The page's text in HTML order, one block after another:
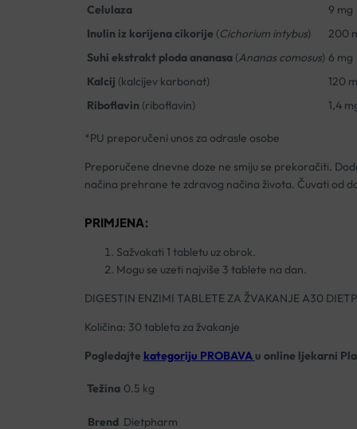
Celulaza
9 mg
Inulin iz korijena cikorije (Cichorium intybus)
200
Suhi ekstrakt ploda ananasa (Ananas comosus) 6 mg
Kalcij (kalcijev karbonat)
120
Riboflavin (riboflavin) 1,4
*PU preporučeni unos za odrasle osobe
Preporučene dnevne doze ne smiju se prekoračiti.
načina prehrane te zdravog načina života. Čuvati od
PRIMJENA:
Sažvakati 1 tabletu uz obrok.
Mogu se uzeti najviše 3 tablete na dan.
DIGESTIN ENZIMI TABLETE ZA ŽVAKANJE A30
Količina: 30 tableta za žvakanje
Pogledajte kategoriju PROBAVA u online ljekarni
Težina 0.5 kg
Brend Dietpharm